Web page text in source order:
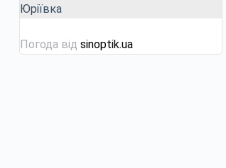
Юріївка
Погода від sinoptik.ua